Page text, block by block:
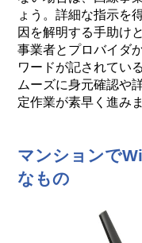
ょう。詳細な指示を
因を解明する手助け
事業者とプロバイダ
ワードが記されてい
ムーズに身元確認や
定作業が素早く進みま
マンションで
なもの